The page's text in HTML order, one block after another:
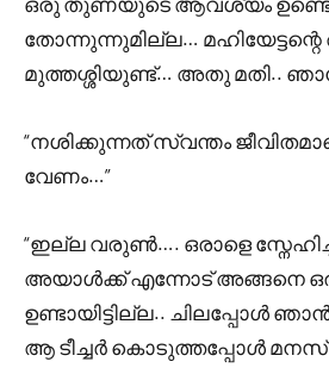
തോന്നുന്നുമില്ല…
മുത്തശ്ശിയുണ്ട്… അതു മതി..
“നശിക്കുന്നത് സ്വന്തം
വേണം…”
“ഇല്ല വരുൺ…. ഒരാളെ
അയാൾക്ക് എന്നോട് അങ്ങനെ
ഉണ്ടായിട്ടില്ല.. ചിലപ്പോൾ
ആ ടീച്ചർ കൊടുത്തപ്പോൾ മനസ്